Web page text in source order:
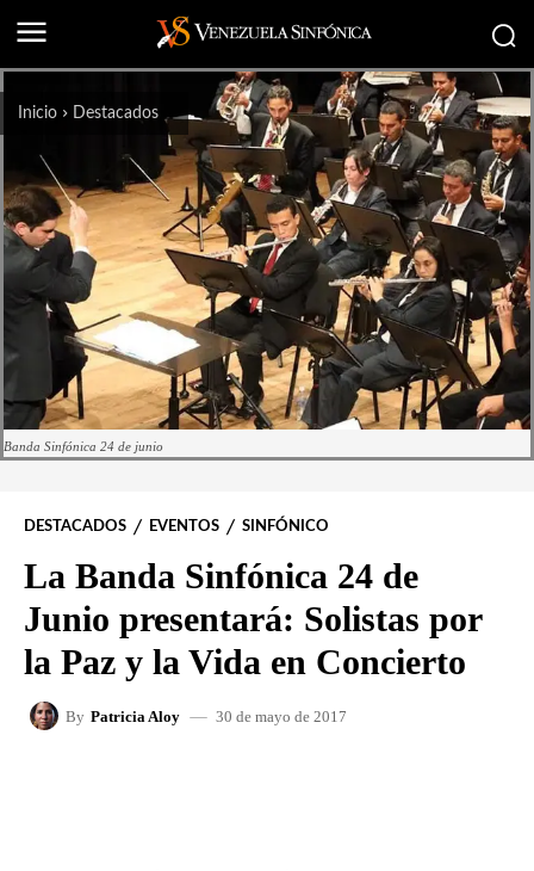
Inicio Destacados
Banda Sinfónica 24 de junio
DESTACADOS EVENTOS SINFÓNICO
La Banda Sinfónica 24 de
Junio presentará: Solistas por
la Paz y la Vida en Concierto
By Patricia Aloy 30 de mayo de 2017